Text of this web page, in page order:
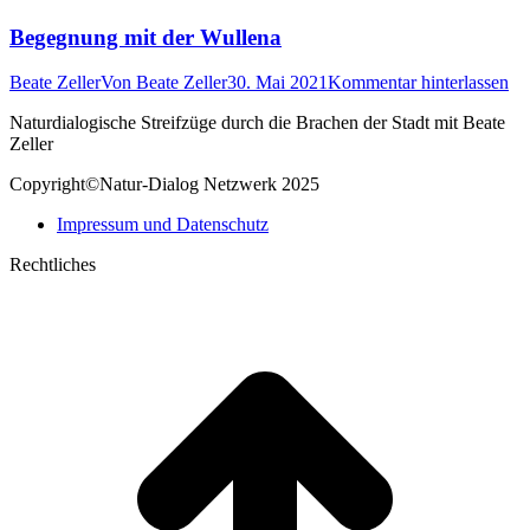
Begegnung mit der Wullena
Beate ZellerVon Beate Zeller30. Mai 2021Kommentar hinterlassen
Naturdialogische Streifzüge durch die Brachen der Stadt mit Beate
Zeller
Copyright©Natur-Dialog Netzwerk 2025
Impressum und Datenschutz
Rechtliches